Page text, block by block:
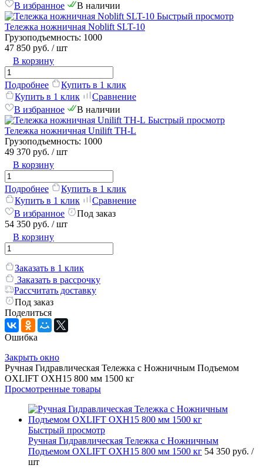
В избранное
В наличии
Быстрый просмотр
Тележка ножничная Noblift SLT-10
Грузоподъемность: 1000
47 850 руб. / шт
В корзину
Подробнее
Купить в 1 клик
Купить в 1 клик
Сравнение
В избранное
В наличии
Быстрый просмотр
Тележка ножничная Unilift TH-L
Грузоподъемность: 1000
49 370 руб. / шт
В корзину
Подробнее
Купить в 1 клик
Купить в 1 клик
Сравнение
В избранное
Под заказ
54 350 руб. / шт
В корзину
Заказать в 1 клик
Заказать в рассрочку
Рассчитать доставку
Под заказ
Поделиться
Ошибка
Закрыть окно
Ручная Гидравлическая Тележка с Ножничным Подъемом
OXLIFT OXH15 800 мм 1500 кг
Просмотренные товары
Быстрый просмотр
Ручная Гидравлическая Тележка с Ножничным
Подъемом OXLIFT OXH15 800 мм 1500 кг 54 350 руб. /
шт